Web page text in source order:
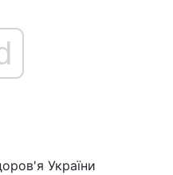
України